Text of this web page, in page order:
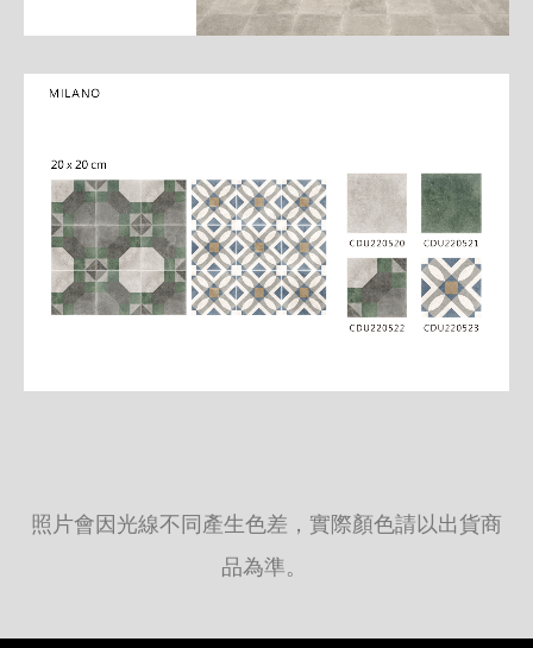
照片會因光線不同產生色差，實際顏色請以出貨商
品為準。